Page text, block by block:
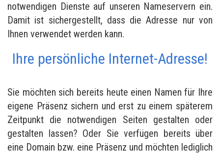
notwendigen Dienste auf unseren Nameservern ein.
Damit ist sichergestellt, dass die Adresse nur von
Ihnen verwendet werden kann.
Ihre persönliche Internet-Adresse!
Sie möchten sich bereits heute einen Namen für Ihre
eigene Präsenz sichern und erst zu einem späterem
Zeitpunkt die notwendigen Seiten gestalten oder
gestalten lassen? Oder Sie verfügen bereits über
eine Domain bzw. eine Präsenz und möchten lediglich